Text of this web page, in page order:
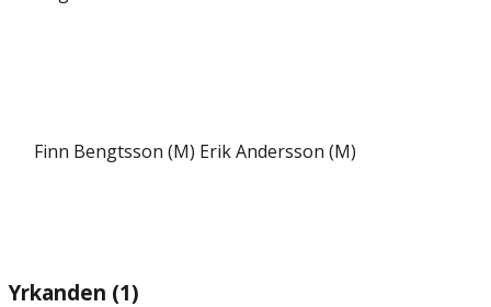
Finn Bengtsson (M) Erik Andersson (M)
Yrkanden (1)